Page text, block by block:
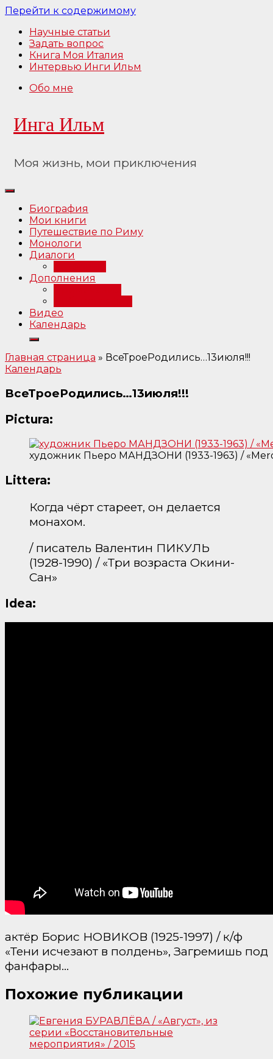
Перейти к содержимому
Научные статьи
Задать вопрос
Книга Моя Италия
Интервью Инги Ильм
Обо мне
Инга Ильм
Моя жизнь, мои приключения
Биография
Мои книги
Путешествие по Риму
Монологи
Диалоги
Дополнения
Видео
Календарь
Главная страница » ВсеТроеРодились…13июля!!!
Календарь
ВсеТроеРодились…13июля!!!
Pictura:
художник Пьеро МАНДЗОНИ (1933-1963) /
Littera:
Когда чёрт стареет, он делается
монахом.
/ писатель Валентин ПИКУЛЬ
(1928-1990) / «Три возраста Окини-
Сан»
Idea:
актёр Борис НОВИКОВ (1925-1997) / к/ф
«Тени исчезают в полдень», Загремишь под
фанфары…
Похожие публикации